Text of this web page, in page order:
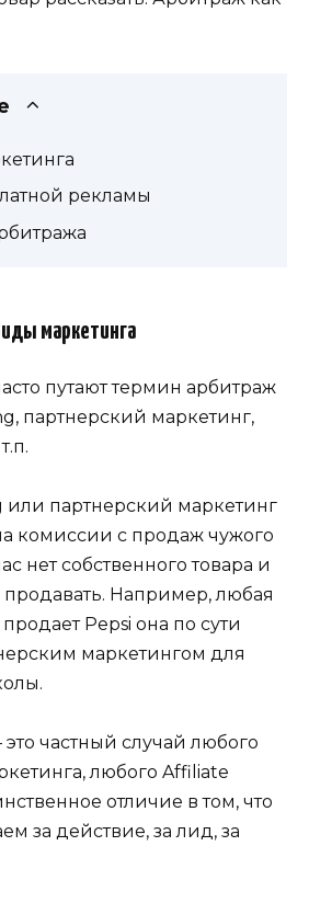
рекламы
маркетинга
путают термин арбитраж
партнерский маркетинг,
партнерский маркетинг
комиссии с продаж чужого
нет собственного товара и
Например, любая
Pepsi она по сути
маркетингом для
частный случай любого
любого Affiliate
отличие в том, что
за действие, за лид, за